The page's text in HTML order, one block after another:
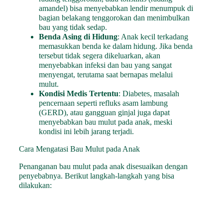
amandel) bisa menyebabkan lendir menumpuk di
bagian belakang tenggorokan dan menimbulkan
bau yang tidak sedap.
Benda Asing di Hidung: Anak kecil terkadang
memasukkan benda ke dalam hidung. Jika benda
tersebut tidak segera dikeluarkan, akan
menyebabkan infeksi dan bau yang sangat
menyengat, terutama saat bernapas melalui
mulut.
Kondisi Medis Tertentu: Diabetes, masalah
pencernaan seperti refluks asam lambung
(GERD), atau gangguan ginjal juga dapat
menyebabkan bau mulut pada anak, meski
kondisi ini lebih jarang terjadi.
Cara Mengatasi Bau Mulut pada Anak
Penanganan bau mulut pada anak disesuaikan dengan
penyebabnya. Berikut langkah-langkah yang bisa
dilakukan: